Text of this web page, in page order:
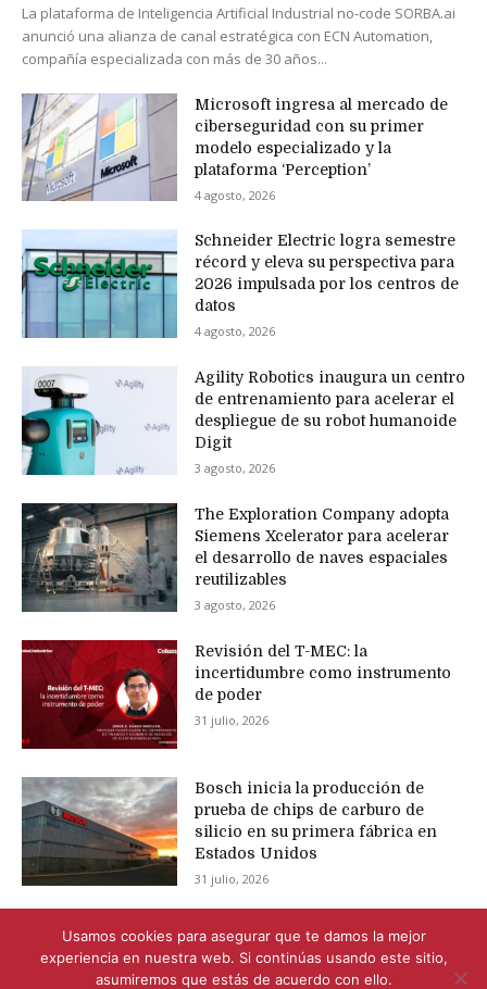
La plataforma de Inteligencia Artificial Industrial no-code SORBA.ai
anunció una alianza de canal estratégica con ECN Automation,
compañía especializada con más de 30 años...
Microsoft ingresa al mercado de
ciberseguridad con su primer
modelo especializado y la
plataforma ‘Perception’
4 agosto, 2026
Schneider Electric logra semestre
récord y eleva su perspectiva para
2026 impulsada por los centros de
datos
4 agosto, 2026
Agility Robotics inaugura un centro
de entrenamiento para acelerar el
despliegue de su robot humanoide
Digit
3 agosto, 2026
The Exploration Company adopta
Siemens Xcelerator para acelerar
el desarrollo de naves espaciales
reutilizables
3 agosto, 2026
Revisión del T-MEC: la
incertidumbre como instrumento
de poder
31 julio, 2026
Bosch inicia la producción de
prueba de chips de carburo de
silicio en su primera fábrica en
Estados Unidos
31 julio, 2026
Usamos cookies para asegurar que te damos la mejor
experiencia en nuestra web. Si continúas usando este sitio,
asumiremos que estás de acuerdo con ello.